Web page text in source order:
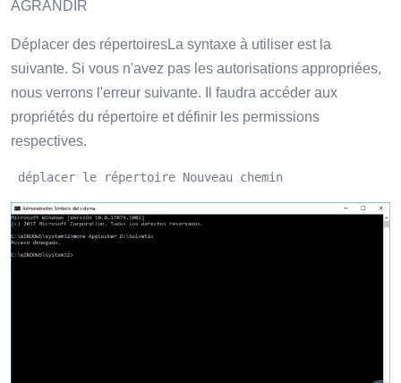
AGRANDIR
Déplacer des répertoiresLa syntaxe à utiliser est la
suivante. Si vous n'avez pas les autorisations appropriées,
nous verrons l'erreur suivante. Il faudra accéder aux
propriétés du répertoire et définir les permissions
respectives.
déplacer le répertoire Nouveau chemin